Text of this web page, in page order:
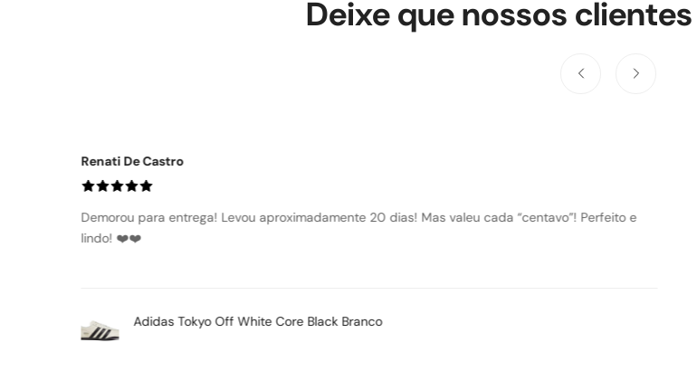
Deixe que nossos
Lidy Oleques
Tênis lindo, ótimo acabamento, super confortável. Pode comprar que não vai errar.
Air Jordan 1 Mid SE Space Jam Preto